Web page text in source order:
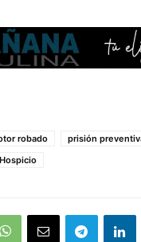
robado
prisión